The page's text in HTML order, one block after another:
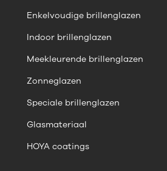
Enkelvoudige brillenglazen
Indoor brillenglazen
Meekleurende brillenglazen
Zonneglazen
Speciale brillenglazen
Glasmateriaal
HOYA coatings